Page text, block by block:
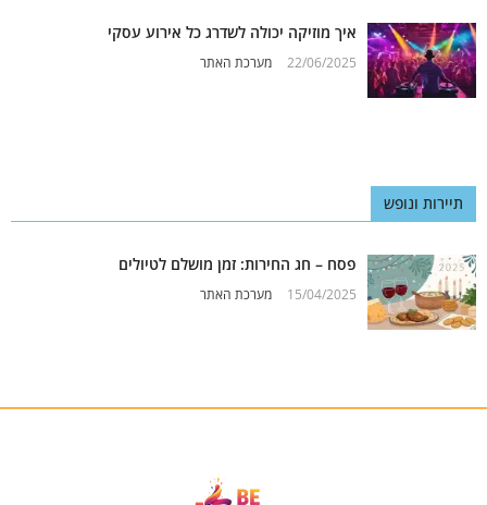
איך מוזיקה יכולה לשדרג כל אירוע עסקי
22/06/2025 מערכת האתר
תיירות ונופש
פסח – חג החירות: זמן מושלם לטיולים
15/04/2025 מערכת האתר